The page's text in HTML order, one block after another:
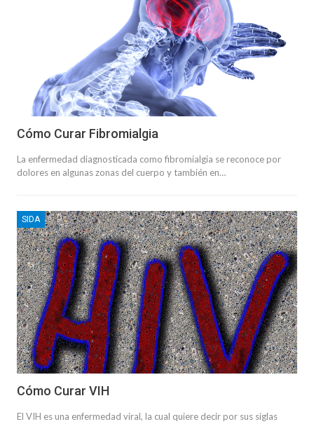
Cómo Curar Fibromialgia
La enfermedad diagnosticada como fibromialgia se reconoce por
dolores en algunas zonas del cuerpo y también en…
SIDA
Cómo Curar VIH
El VIH es una enfermedad viral, la cual quiere decir por sus siglas